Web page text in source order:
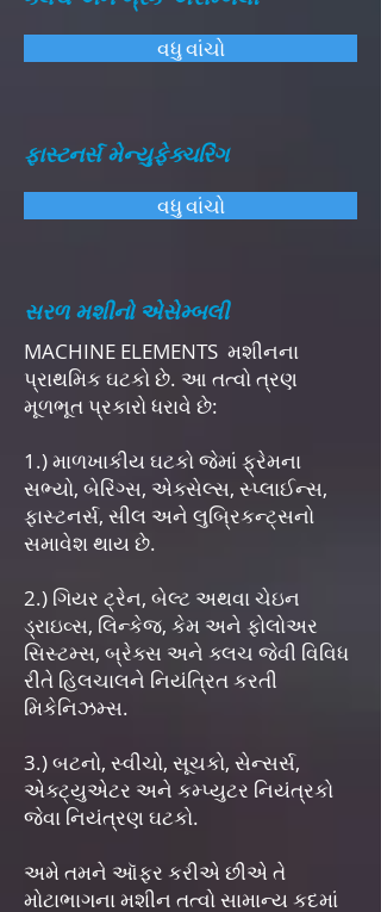
વધુ વાંચો
ફાસ્ટનર્સ મેન્યુફેક્ચરિંગ
વધુ વાંચો
સરળ મશીનો એસેમ્બલી
MACHINE ELEMENTS મશીનના
પ્રાથમિક ઘટકો છે. આ તત્વો ત્રણ
મૂળભૂત પ્રકારો ધરાવે છે:
1.) માળખાકીય ઘટકો જેમાં ફ્રેમના
સભ્યો, બેરિંગ્સ, એક્સેલ્સ, સ્પ્લાઈન્સ,
ફાસ્ટનર્સ, સીલ અને લુબ્રિકન્ટ્સનો
સમાવેશ થાય છે.
2.) ગિયર ટ્રેન, બેલ્ટ અથવા ચેઇન
ડ્રાઇવ્સ, લિન્કેજ, કેમ અને ફોલોઅર
સિસ્ટમ્સ, બ્રેક્સ અને ક્લચ જેવી વિવિધ
રીતે હિલચાલને નિયંત્રિત કરતી
મિકેનિઝમ્સ.
3.) બટનો, સ્વીચો, સૂચકો, સેન્સર્સ,
એક્ટ્યુએટર અને કમ્પ્યુટર નિયંત્રકો
જેવા નિયંત્રણ ઘટકો.
અમે તમને ઑફર કરીએ છીએ તે
મોટાભાગના મશીન તત્વો સામાન્ય કદમાં